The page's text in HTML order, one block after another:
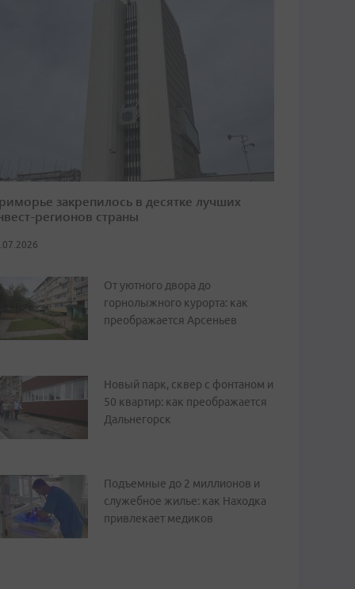
закрепилось в десятке лучших
регионов страны
От уютного двора до
горнолыжного курорта: как
преображается Арсеньев
Новый парк, сквер с фонтаном и
50 квартир: как преображается
Дальнегорск
Подъемные до 2 миллионов и
служебное жилье: как Находка
привлекает медиков